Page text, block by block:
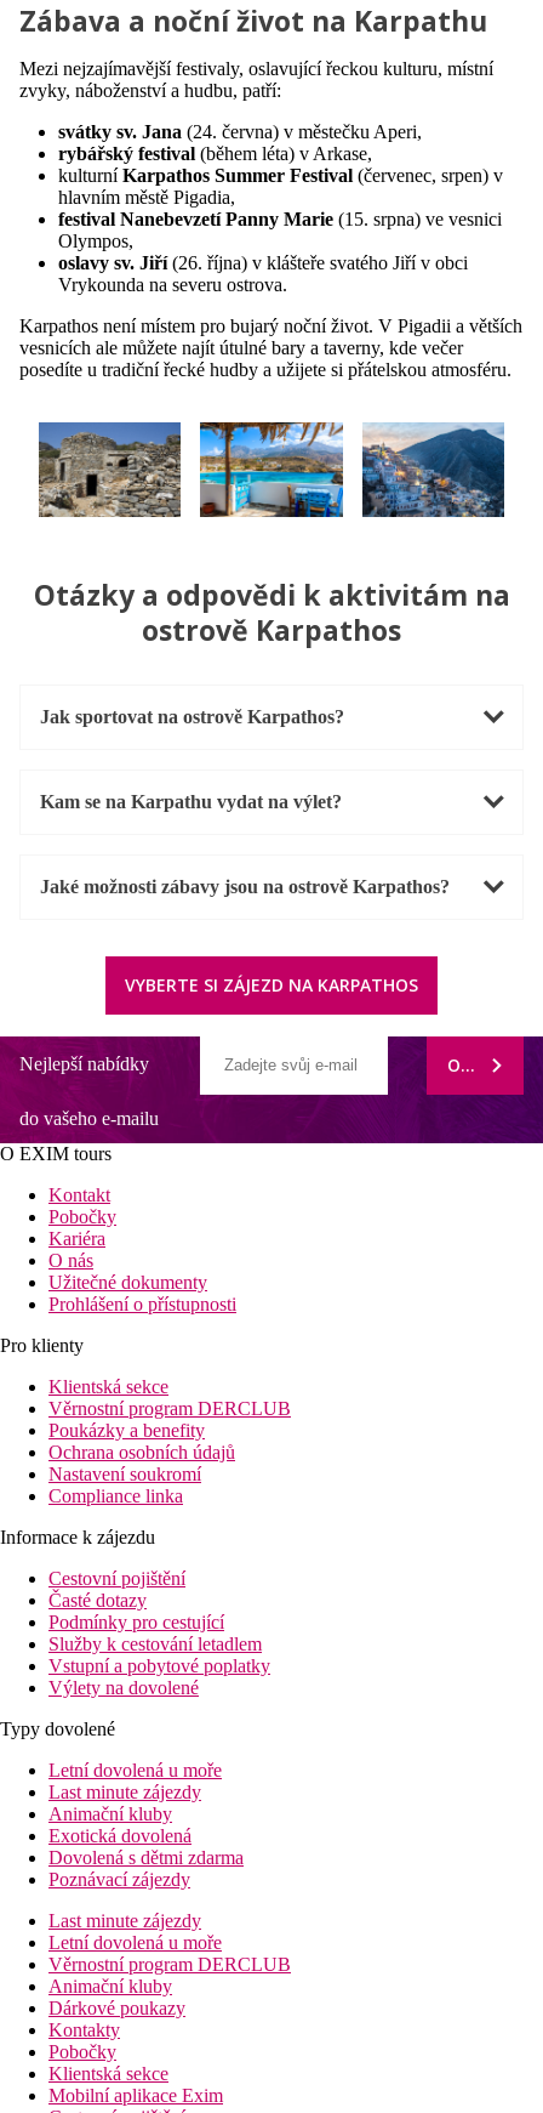
Zábava a noční život na Karpathu
Mezi nejzajímavější festivaly, oslavující řeckou kulturu, místní
zvyky, náboženství a hudbu, patří:
svátky sv. Jana (24. června) v městečku Aperi,
rybářský festival (během léta) v Arkase,
kulturníKarpathos Summer Festival (červenec, srpen) v
hlavním městě Pigadia,
festival Nanebevzetí Panny Marie (15. srpna) ve vesnici
Olympos,
oslavy sv. Jiří(26. října) v klášteře svatého Jiří v obci
Vrykounda na severu ostrova.
Karpathos není místem pro bujarý noční život. V Pigadii a větších
vesnicích ale můžete najít útulné bary a taverny, kde večer
posedíte u tradiční řecké hudby a užijete si přátelskou atmosféru.
Otázky a odpovědi k aktivitám na
ostrově Karpathos
Jak sportovat na ostrově Karpathos?
Kam se na Karpathu vydat na výlet?
Jaké možnosti zábavy jsou na ostrově Karpathos?
VYBERTE SI ZÁJEZD NA KARPATHOS
Nejlepší nabídky
do vašeho e-mailu
ODEBÍRAT
O EXIM tours
Kontakt
Pobočky
Kariéra
O nás
Užitečné dokumenty
Prohlášení o přístupnosti
Pro klienty
Klientská sekce
Věrnostní program DERCLUB
Poukázky a benefity
Ochrana osobních údajů
Nastavení soukromí
Compliance linka
Informace k zájezdu
Cestovní pojištění
Časté dotazy
Podmínky pro cestující
Služby k cestování letadlem
Vstupní a pobytové poplatky
Výlety na dovolené
Typy dovolené
Letní dovolená u moře
Last minute zájezdy
Animační kluby
Exotická dovolená
Dovolená s dětmi zdarma
Poznávací zájezdy
Last minute zájezdy
Letní dovolená u moře
Věrnostní program DERCLUB
Animační kluby
Dárkové poukazy
Kontakty
Pobočky
Klientská sekce
Mobilní aplikace Exim